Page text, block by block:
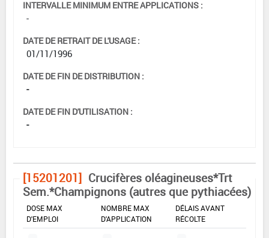
INTERVALLE MINIMUM ENTRE APPLICATIONS :
-
DATE DE RETRAIT DE L'USAGE :
01/11/1996
DATE DE FIN DE DISTRIBUTION :
-
DATE DE FIN D'UTILISATION :
-
[15201201] Crucifères oléagineuses*Trt
Sem.*Champignons (autres que pythiacées)
DOSE MAX
D'EMPLOI
NOMBRE MAX
D'APPLICATION
DÉLAIS AVANT
RÉCOLTE